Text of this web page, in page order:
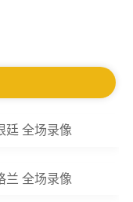
廷 全场录像
兰 全场录像